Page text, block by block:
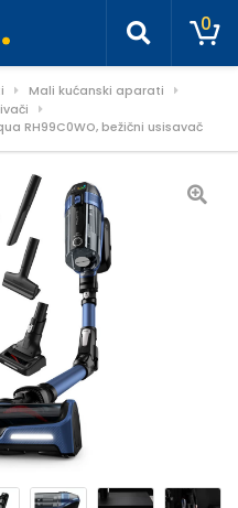
0
Mali kućanski aparati
RH99C0WO, bežični usisavač